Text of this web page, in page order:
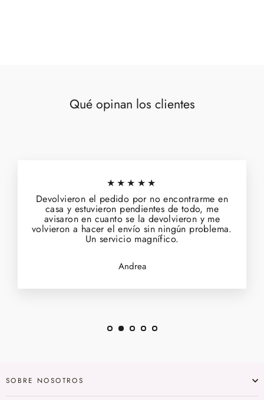
Qué opinan los clientes
★★★★★
Devolvieron el pedido por no encontrarme en
casa y estuvieron pendientes de todo, me
avisaron en cuanto se la devolvieron y me
volvieron a hacer el envío sin ningún problema.
Un servicio magnífico.
Andrea
SOBRE NOSOTROS